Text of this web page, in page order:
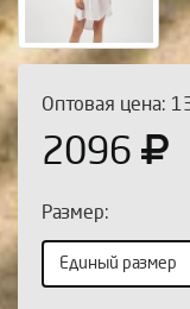
Оптовая цена:
2096
Размер:
Единый размер